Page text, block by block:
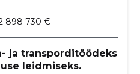
898 730 €
ja transporditöödeks
leidmiseks.